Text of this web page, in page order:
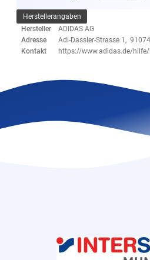
Herstellerangaben
Hersteller
ADIDAS AG
Adresse
Adi-Dassler-Strasse 1,
Kontakt
https://www.adidas.de/